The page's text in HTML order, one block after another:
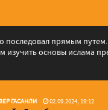
последовал прямым путем.
изучить основы ислама
ГАСАНЛИ 02.09.2024, 19:12